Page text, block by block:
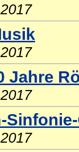
Jahre